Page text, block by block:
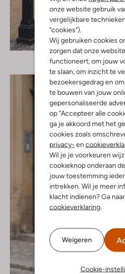
onze website gebruik
vergelijkbare
"cookies").
Wij gebruiken cookies
zorgen dat onze
functioneert, om jouw
te slaan, om inzicht te
bezoekersgedrag en
te bouwen van jouw
gepersonaliseerde
op "Accepteer alle
ga je akkoord met het
cookies zoals
privacy- en
Wil je je voorkeuren
cookieknop onderaan
jouw toestemming
intrekken. Wil je meer
klacht indienen? Ga
cookieverklaring
Weigeren
Cookie-
Ontdek de look